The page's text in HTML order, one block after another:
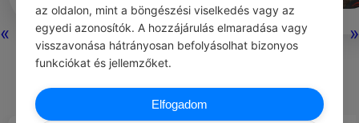
« »
0 1 0 416
Nincs még hozzászólás.
az oldalon, mint a böngészési viselkedés vagy az
egyedi azonosítók. A hozzájárulás elmaradása vagy
visszavonása hátrányosan befolyásolhat bizonyos
funkciókat és jellemzőket.
Elfogadom